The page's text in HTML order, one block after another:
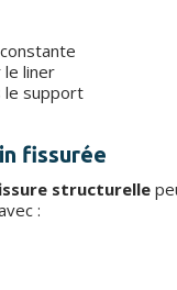
le liner
le support
fissurée
structurelle
: